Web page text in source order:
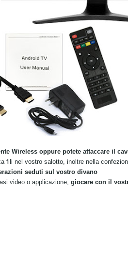
Wireless oppure potete attaccare il
fili nel vostro salotto, inoltre nella
seduti sul vostro divano
video o applicazione, giocare con il